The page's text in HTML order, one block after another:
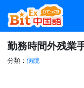
勤務時間外残業
分類： 病院